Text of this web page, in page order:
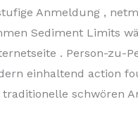
Anmeldung ,
Sediment Limits
. Person-zu-
einhaltend action
schwören